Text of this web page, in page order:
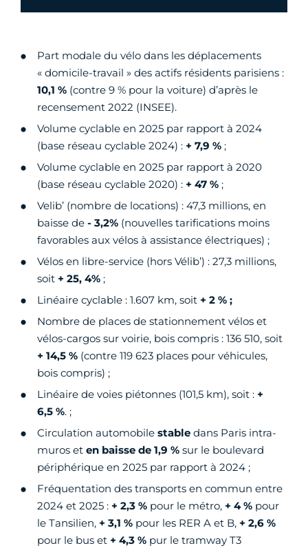
Part modale du vélo dans les déplacements
« domicile-travail » des actifs résidents parisiens :
10,1 % (contre 9 % pour la voiture) d’après le
recensement 2022 (INSEE).
Volume cyclable en 2025 par rapport à 2024
(base réseau cyclable 2024) : + 7,9 % ;
Volume cyclable en 2025 par rapport à 2020
(base réseau cyclable 2020) : + 47 % ;
Velib’ (nombre de locations) : 47,3 millions, en
baisse de - 3,2% (nouvelles tarifications moins
favorables aux vélos à assistance électriques) ;
Vélos en libre-service (hors Vélib’) : 27,3 millions,
soit + 25, 4% ;
Linéaire cyclable : 1.607 km, soit + 2 % ;
Nombre de places de stationnement vélos et
vélos-cargos sur voirie, bois compris : 136 510, soit
+ 14,5 % (contre 119 623 places pour véhicules,
bois compris) ;
Linéaire de voies piétonnes (101,5 km), soit : +
6,5 %. ;
Circulation automobile stable dans Paris intra-
muros et en baisse de 1,9 % sur le boulevard
périphérique en 2025 par rapport à 2024 ;
Fréquentation des transports en commun entre
2024 et 2025 : + 2,3 % pour le métro, + 4 % pour
le Tansilien, + 3,1 % pour les RER A et B, + 2,6 %
pour le bus et + 4,3 % pur le tramway T3